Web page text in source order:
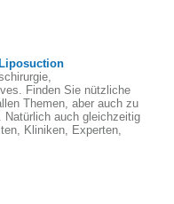
Finden Sie nützliche
Themen, aber auch zu
Natürlich auch gleichzeitig
Kliniken, Experten,